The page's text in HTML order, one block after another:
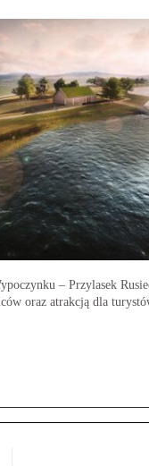
– Przylasek
oraz atrakcją dla